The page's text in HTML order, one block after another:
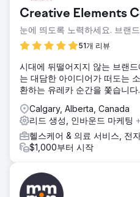
솔루션
랜딩 페이지를 재설계하고 더
니다. PPC와 SEO 캠페인을 시
도움이 되고 PPC는 더 빠른 리
결과
로펌에서는 매달 2~3건의 의
니다.
에이전시 페
Creative Elements
눈에 띄도록 노력하세요. 브랜
51개 리뷰
시대에 뒤떨어지지 않는 브랜
는 대담한 아이디어가 떠도는
환하는 유레카 순간을 쫓습니다.
Calgary, Alberta, Canada
리드 생성, 인바운드 마케팅
헬스케어 & 의료 서비스, 전
$1,000부터 시작